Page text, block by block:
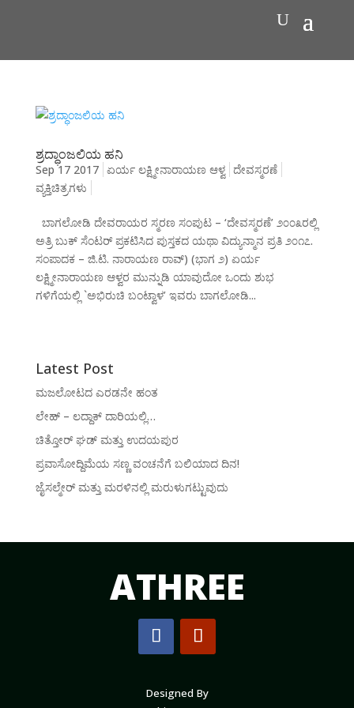
ಶ್ರದ್ಧಾಂಜಲಿಯ ಹನಿ
Sep 17 2017 ಏರ್ಯ ಲಕ್ಷ್ಮೀನಾರಾಯಣ ಆಳ್ವ ದೇವಸ್ಮರಣೆ
ವ್ಯಕ್ತಿಚಿತ್ರಗಳು
ಬಾಗಲೋಡಿ ದೇವರಾಯರ ಸ್ಮರಣ ಸಂಪುಟ – ‘ದೇವಸ್ಮರಣೆ’ ೨೦೦೩ರಲ್ಲಿ
ಅತ್ರಿ ಬುಕ್ ಸೆಂಟರ್ ಪ್ರಕಟಿಸಿದ ಪುಸ್ತಕದ ಯಥಾ ವಿದ್ಯುನ್ಮಾನ ಪ್ರತಿ ೨೦೧೭.
ಸಂಪಾದಕ – ಜಿ.ಟಿ. ನಾರಾಯಣ ರಾವ್) (ಭಾಗ ೨) ಏರ್ಯ
ಲಕ್ಷ್ಮೀನಾರಾಯಣ ಆಳ್ವರ ಮುನ್ನುಡಿ ಯಾವುದೋ ಒಂದು ಶುಭ
ಗಳಿಗೆಯಲ್ಲಿ `ಅಭಿರುಚಿ ಬಂಟ್ವಾಳ’ ಇವರು ಬಾಗಲೋಡಿ...
Latest Post
ಮಜಲೋಟದ ಎರಡನೇ ಹಂತ
ಲೇಹ್ – ಲದ್ದಾಕ್ ದಾರಿಯಲ್ಲಿ…
ಚಿತ್ತೋರ್ ಘಡ್ ಮತ್ತು ಉದಯಪುರ
ಪ್ರವಾಸೋದ್ದಿಮೆಯ ಸಣ್ಣ ವಂಚನೆಗೆ ಬಲಿಯಾದ ದಿನ!
ಜೈಸಲ್ಮೇರ್ ಮತ್ತು ಮರಳಿನಲ್ಲಿ ಮರುಳುಗಟ್ಟುವುದು
ATHREE
Designed By